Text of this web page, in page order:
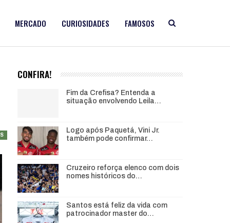
MERCADO CURIOSIDADES FAMOSOS
CONFIRA!
Fim da Crefisa? Entenda a
situação envolvendo Leila…
Logo após Paquetá, Vini Jr.
também pode confirmar…
Cruzeiro reforça elenco com dois
nomes históricos do…
Santos está feliz da vida com
patrocinador master do…